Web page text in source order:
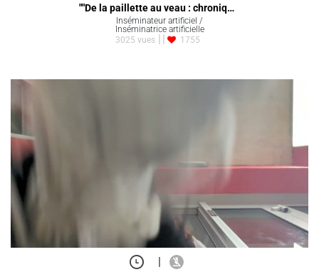
""De la paillette au veau : chroniq…
Inséminateur artificiel /
Inséminatrice artificielle
3025 vues
1755
|